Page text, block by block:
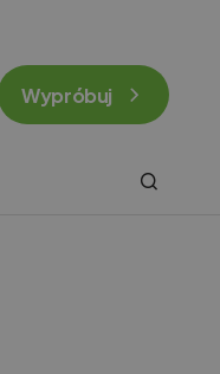
Wypróbuj